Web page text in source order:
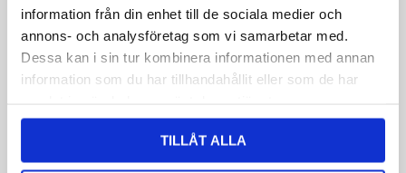
information från din enhet till de sociala medier och
annons- och analysföretag som vi samarbetar med.
Dessa kan i sin tur kombinera informationen med annan
information som du har tillhandahållit eller som de har
TILLÅT ALLA
Genom att skicka formuläret godkänner du att vi sparar
information om dig. Läs mer om hur vi behandlar dina
personuppgifter i vår integritetspolicy.